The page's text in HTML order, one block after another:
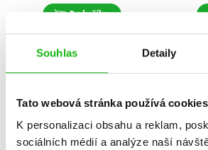
Souhlas Detaily
Tato webová stránka používá cookies
K personalizaci obsahu a reklam,
sociálních médií a analýze naší
Do košíku